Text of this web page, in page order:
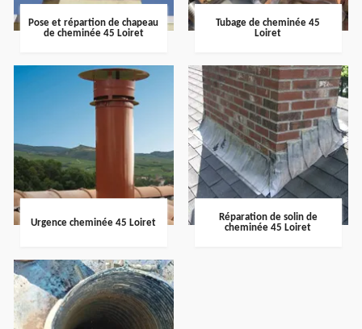
Pose et répartion de chapeau
de cheminée 45 Loiret
Tubage de cheminée 45
Loiret
Urgence cheminée 45 Loiret
Réparation de solin de
cheminée 45 Loiret